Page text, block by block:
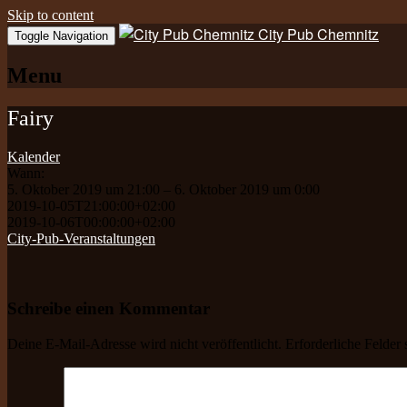
Skip to content
Toggle Navigation City Pub Chemnitz
Menu
Fairy
Kalender
Wann:
5. Oktober 2019 um 21:00 – 6. Oktober 2019 um 0:00
2019-10-05T21:00:00+02:00
2019-10-06T00:00:00+02:00
City-Pub-Veranstaltungen
Schreibe einen Kommentar
Deine E-Mail-Adresse wird nicht veröffentlicht. Erforderliche Felder